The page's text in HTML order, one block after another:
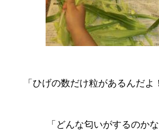
「ひげの数だけ粒があるんだ
「どんな匂いがするのか